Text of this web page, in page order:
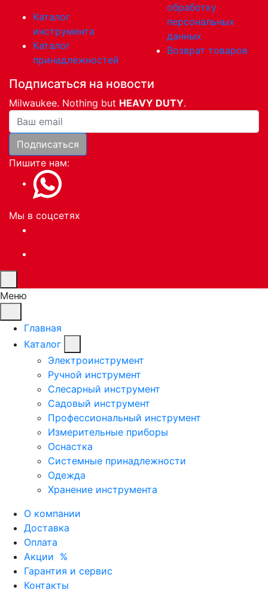
Каталог
инструмента
Каталог
принадлежностей
обработку
персональных
данных
Возврат товаров
Подписаться на новости
Milwaukee. Nothing but HEAVY DUTY.
Ваша почта
Подписаться
Пишите нам:
Мы в соцсетях
Меню
Главная
Каталог
Электроинструмент
Ручной инструмент
Слесарный инструмент
Садовый инструмент
Профессиональный инструмент
Измерительные приборы
Оснастка
Системные принадлежности
Одежда
Хранение инструмента
О компании
Доставка
Оплата
Акции %
Гарантия и сервис
Контакты